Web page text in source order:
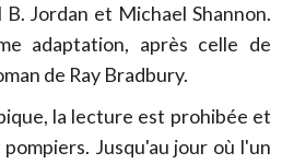
Jordan et Michael Shannon.
adaptation, après celle de
de Ray Bradbury.
la lecture est prohibée et
Jusqu'au jour où l'un